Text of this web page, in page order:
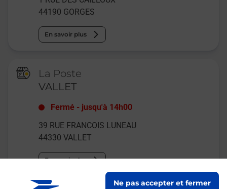
Ne pas accepter et fermer
44190 GORGES
En savoir plus
La Poste
VALLET
Fermé - jusqu'à 14h00
39 RUE FRANCOIS LUNEAU
44330 VALLET
En savoir plus